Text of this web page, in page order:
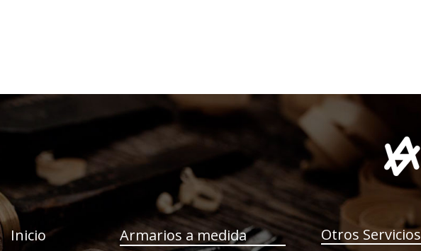
Inicio
Armarios a medida Otros Servicios